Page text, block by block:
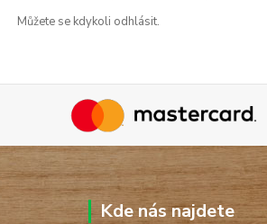
Můžete se kdykoli odhlásit.
Kde nás najdete